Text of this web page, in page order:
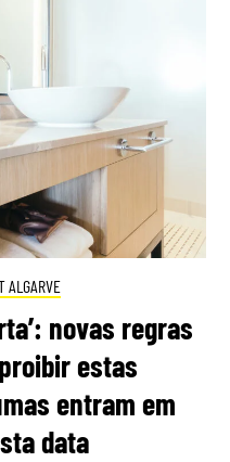
ALGARVE
novas regras
estas
entram em
data